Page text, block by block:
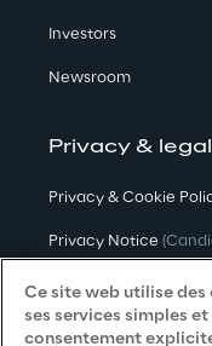
Investors
Newsroom
Privacy & legal
Privacy & Cookie
Privacy Notice
Privacy Notice (Client)
Privacy Notice
Ce site web utilise
ses services simples
consentement